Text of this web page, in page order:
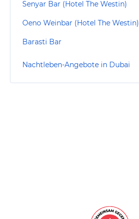
Senyar Bar (Hotel The Westin)
Oeno Weinbar (Hotel The Westin)
Barasti Bar
Nachtleben-Angebote in Dubai